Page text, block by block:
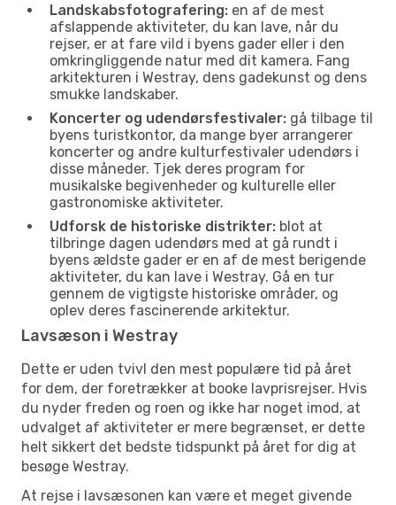
Landskabsfotografering: en af de mest
afslappende aktiviteter, du kan lave, når du
rejser, er at fare vild i byens gader eller i den
omkringliggende natur med dit kamera. Fang
arkitekturen i Westray, dens gadekunst og dens
smukke landskaber.
Koncerter og udendørsfestivaler: gå tilbage til
byens turistkontor, da mange byer arrangerer
koncerter og andre kulturfestivaler udendørs i
disse måneder. Tjek deres program for
musikalske begivenheder og kulturelle eller
gastronomiske aktiviteter.
Udforsk de historiske distrikter: blot at
tilbringe dagen udendørs med at gå rundt i
byens ældste gader er en af de mest berigende
aktiviteter, du kan lave i Westray. Gå en tur
gennem de vigtigste historiske områder, og
oplev deres fascinerende arkitektur.
Lavsæson i Westray
Dette er uden tvivl den mest populære tid på året
for dem, der foretrækker at booke lavprisrejser. Hvis
du nyder freden og roen og ikke har noget imod, at
udvalget af aktiviteter er mere begrænset, er dette
helt sikkert det bedste tidspunkt på året for dig at
besøge Westray.
At rejse i lavsæsonen kan være et meget givende